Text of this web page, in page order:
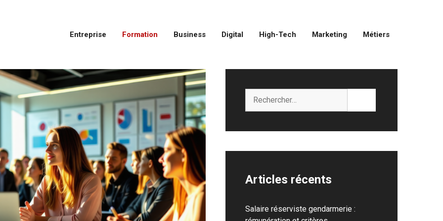
Entreprise Formation Business Digital High-Tech Marketing Métiers
Articles récents
Salaire réserviste gendarmerie :